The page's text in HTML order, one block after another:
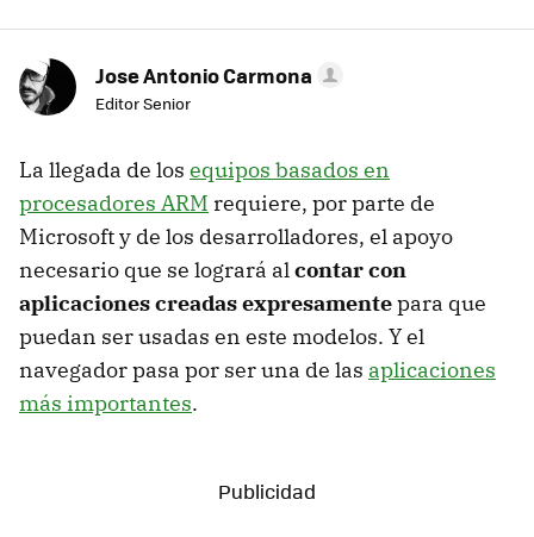
Jose Antonio Carmona
Editor Senior
La llegada de los equipos basados en
procesadores ARM requiere, por parte de
Microsoft y de los desarrolladores, el apoyo
necesario que se logrará alcontar con
aplicaciones creadas expresamentepara que
puedan ser usadas en este modelos. Y el
navegador pasa por ser una de las aplicaciones
más importantes.